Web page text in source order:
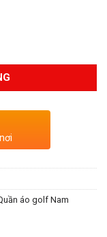
áo golf Nam